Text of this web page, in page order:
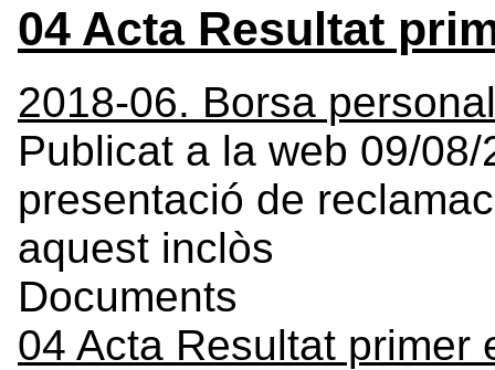
04 Acta Resultat
2018-06. Borsa
Publicat a la web 09/
presentació de
aquest inclòs
Documents
04 Acta Resultat primer